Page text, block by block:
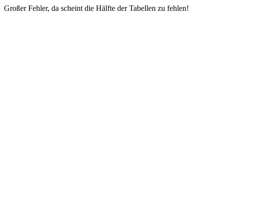
Großer Fehler, da scheint die Hälfte der Tabellen zu fehlen!